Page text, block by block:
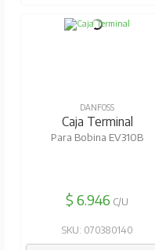
DANFOSS
Caja Terminal
Para Bobina EV310B
$ 6.946 C/U
SKU: 070380140